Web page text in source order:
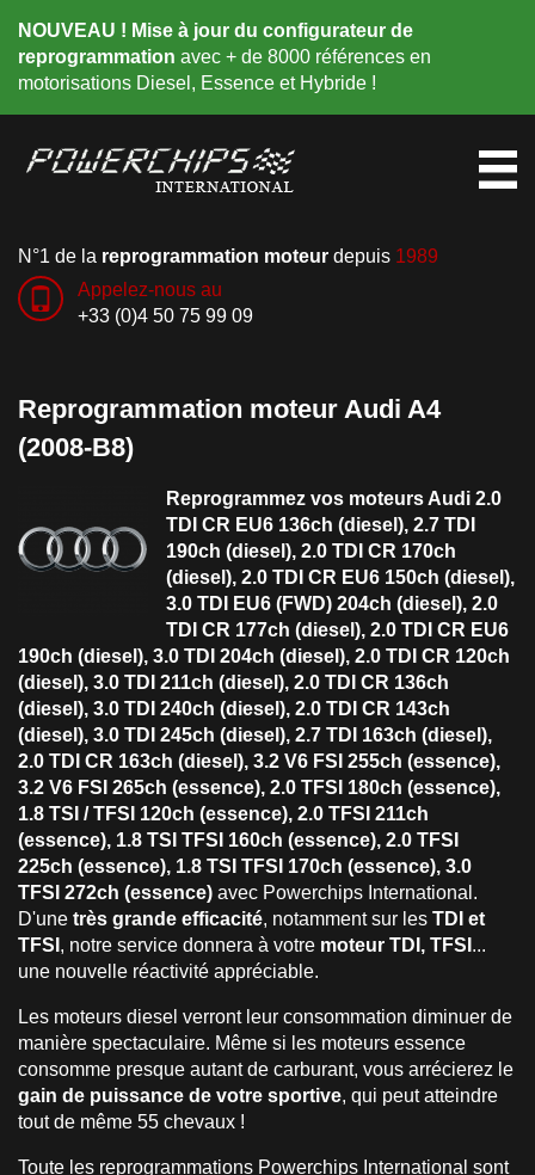
NOUVEAU ! Mise à jour du configurateur de
reprogrammation avec + de 8000 références en
motorisations Diesel, Essence et Hybride !
N°1 de la reprogrammation moteur depuis 1989
Appelez-nous au
+33 (0)4 50 75 99 09
Reprogrammation moteur Audi A4
(2008-B8)
Reprogrammez vos moteurs Audi 2.0
TDI CR EU6 136ch (diesel), 2.7 TDI
190ch (diesel), 2.0 TDI CR 170ch
(diesel), 2.0 TDI CR EU6 150ch (diesel),
3.0 TDI EU6 (FWD) 204ch (diesel), 2.0
TDI CR 177ch (diesel), 2.0 TDI CR EU6
190ch (diesel), 3.0 TDI 204ch (diesel), 2.0 TDI CR 120ch
(diesel), 3.0 TDI 211ch (diesel), 2.0 TDI CR 136ch
(diesel), 3.0 TDI 240ch (diesel), 2.0 TDI CR 143ch
(diesel), 3.0 TDI 245ch (diesel), 2.7 TDI 163ch (diesel),
2.0 TDI CR 163ch (diesel), 3.2 V6 FSI 255ch (essence),
3.2 V6 FSI 265ch (essence), 2.0 TFSI 180ch (essence),
1.8 TSI / TFSI 120ch (essence), 2.0 TFSI 211ch
(essence), 1.8 TSI TFSI 160ch (essence), 2.0 TFSI
225ch (essence), 1.8 TSI TFSI 170ch (essence), 3.0
TFSI 272ch (essence) avec Powerchips International.
D'une très grande efficacité, notamment sur les TDI et
TFSI , notre service donnera à votre moteur TDI, TFSI ...
une nouvelle réactivité appréciable.
Les moteurs diesel verront leur consommation diminuer de
manière spectaculaire. Même si les moteurs essence
consomme presque autant de carburant, vous arrécierez le
gain de puissance de votre sportive, qui peut atteindre
tout de même 55 chevaux !
Toute les reprogrammations Powerchips International sont